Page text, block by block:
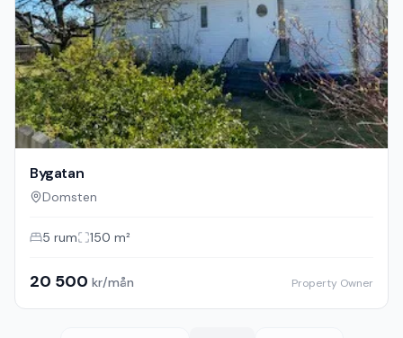
Bygatan
Domsten
5 rum 150 m²
20 500 kr/mån Property Owner